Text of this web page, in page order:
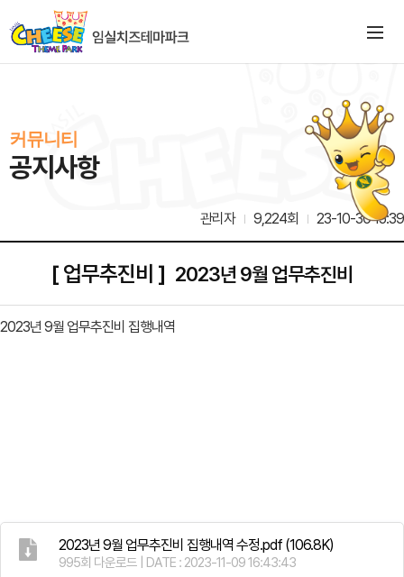
커뮤니티
공지사항
관리자 9,224회 23-10-30 15:39
[ 업무추진비 ] 2023년 9월 업무추진비
2023년 9월 업무추진비 집행내역
2023년 9월 업무추진비 집행내역 수정.pdf (106.8K)
995회 다운로드 | DATE : 2023-11-09 16:43:43